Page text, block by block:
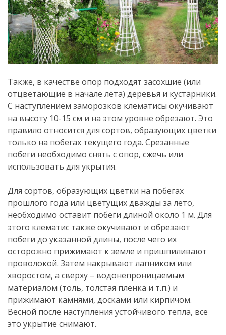
Также, в качестве опор подходят засохшие (или
отцветающие в начале лета) деревья и кустарники.
С наступлением заморозков клематисы окучивают
на высоту 10-15 см и на этом уровне обрезают. Это
правило относится для сортов, образующих цветки
только на побегах текущего года. Срезанные
побеги необходимо снять с опор, сжечь или
использовать для укрытия.
Для сортов, образующих цветки на побегах
прошлого года или цветущих дважды за лето,
необходимо оставит побеги длиной около 1 м. Для
этого клематис также окучивают и обрезают
побеги до указанной длины, после чего их
осторожно прижимают к земле и пришпиливают
проволокой. Затем накрывают лапником или
хворостом, а сверху – водонепроницаемым
материалом (толь, толстая пленка и т.п.) и
прижимают камнями, досками или кирпичом.
Весной после наступления устойчивого тепла, все
это укрытие снимают.